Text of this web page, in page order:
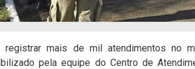
registrar mais de mil atendimentos no
pela equipe do Centro de